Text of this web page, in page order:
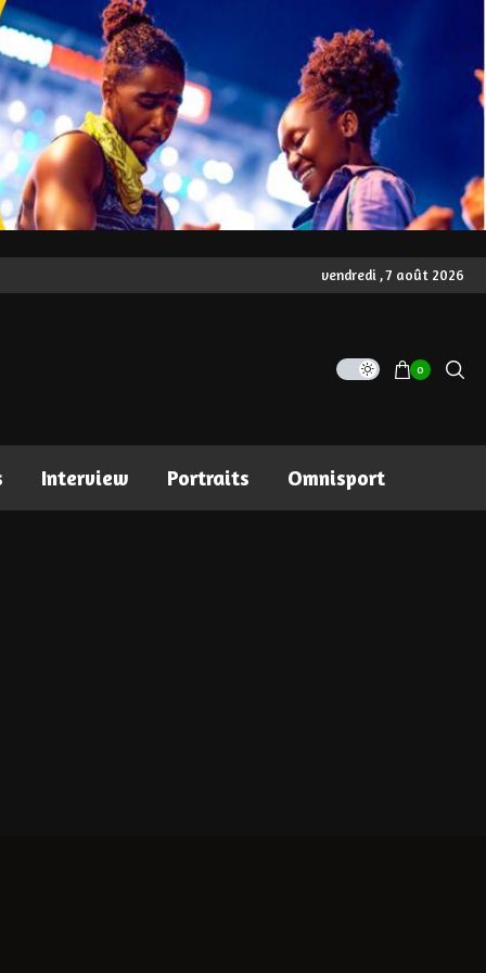
vendredi , 7 août 2026
0
Interview Portraits Omnisport